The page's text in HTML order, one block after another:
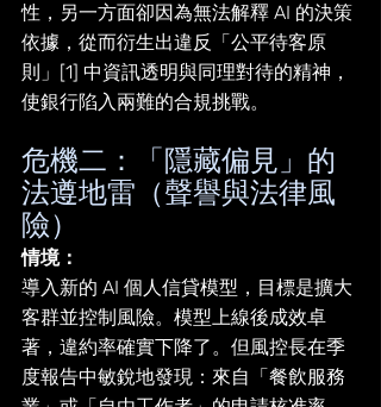
性，另一方面卻因為無法解釋 AI 的決策
依據，從而衍生出違反「公平待客原
則」[1] 中資訊透明與同理對待的精神，
使銀行陷入兩難的合規挑戰。
危機二：「隱藏偏見」的
法遵地雷（聲譽與法律風
險）
情境：
導入新的 AI 個人信貸模型，目標是擴大
客群並控制風險。模型上線後成效卓
著，違約率確實下降了。但風控長在季
度報告中敏銳地發現：來自「餐飲服務